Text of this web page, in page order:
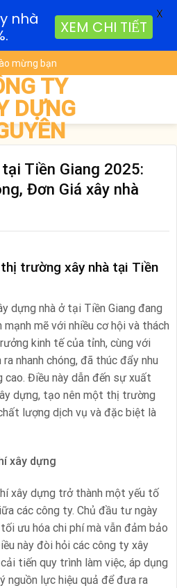
mừng bạn
TY
DỰNG
Tiền Giang 2025:
Đơn Giá xây nhà
trường xây nhà tại Tiền
dựng nhà ở tại Tiền Giang đang
mẽ với nhiều cơ hội và thách
kinh tế của tỉnh, cùng với
nhanh chóng, đã thúc đẩy nhu
cao. Điều này dẫn đến sự xuất
dựng, tạo nên một thị trường
lượng dịch vụ và đặc biệt là
xây dựng
xây dựng trở thành một yếu tố
các công ty. Chủ đầu tư ngày
ưu hóa chi phí mà vẫn đảm bảo
này đòi hỏi các công ty xây
tiến quy trình làm việc, áp dụng
nguồn lực hiệu quả để đưa ra
nhà
XEM CHI TIẾT
X